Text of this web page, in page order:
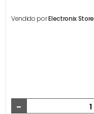
Vendido porElectronix Store
-